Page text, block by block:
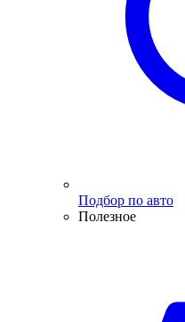
Подбор по авто
Полезное